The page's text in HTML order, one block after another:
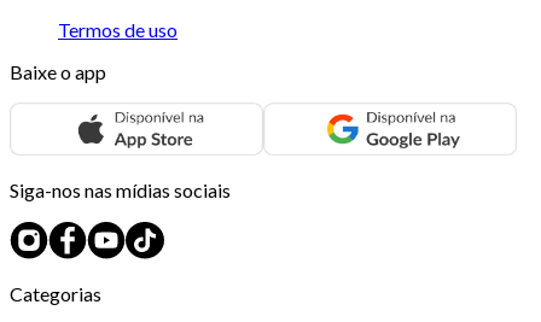
Termos de uso
Baixe o app
Siga-nos nas mídias sociais
Categorias